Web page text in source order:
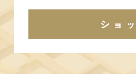
館内サービス
施設からのお知らせ
スタッフ募集
ショ